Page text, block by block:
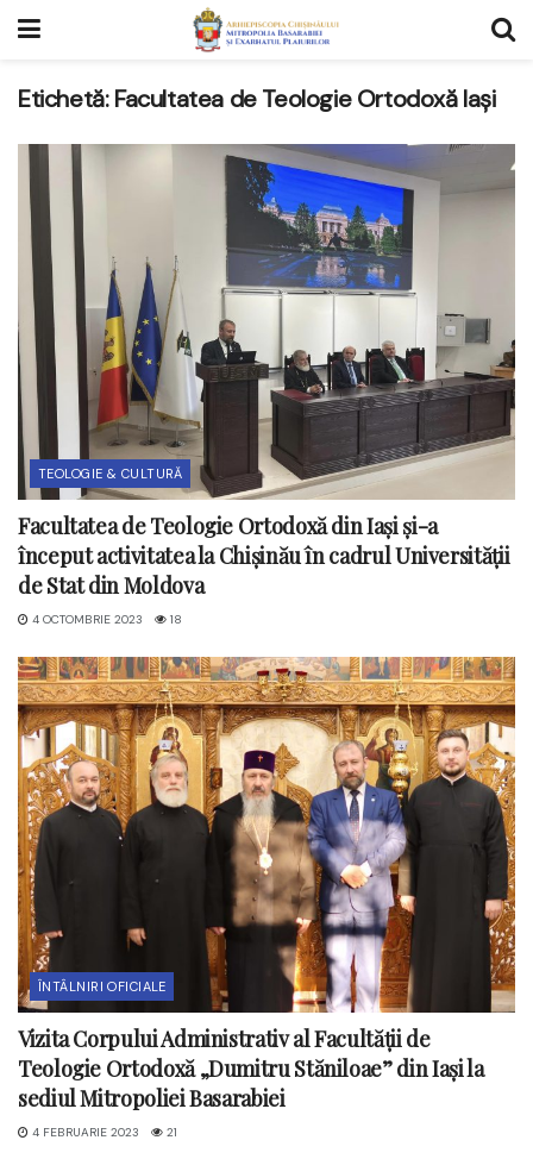
Etichetă:Facultatea de Teologie Ortodoxă Iași
TEOLOGIE & CULTURĂ
Facultatea de Teologie Ortodoxă din Iași și-a
început activitatea la Chișinău în cadrul Universității
de Stat din Moldova
4 OCTOMBRIE 2023 18
ÎNTÂLNIRI OFICIALE
Vizita Corpului Administrativ al Facultății de
Teologie Ortodoxă „Dumitru Stăniloae” din Iași la
sediul Mitropoliei Basarabiei
4 FEBRUARIE 2023 21